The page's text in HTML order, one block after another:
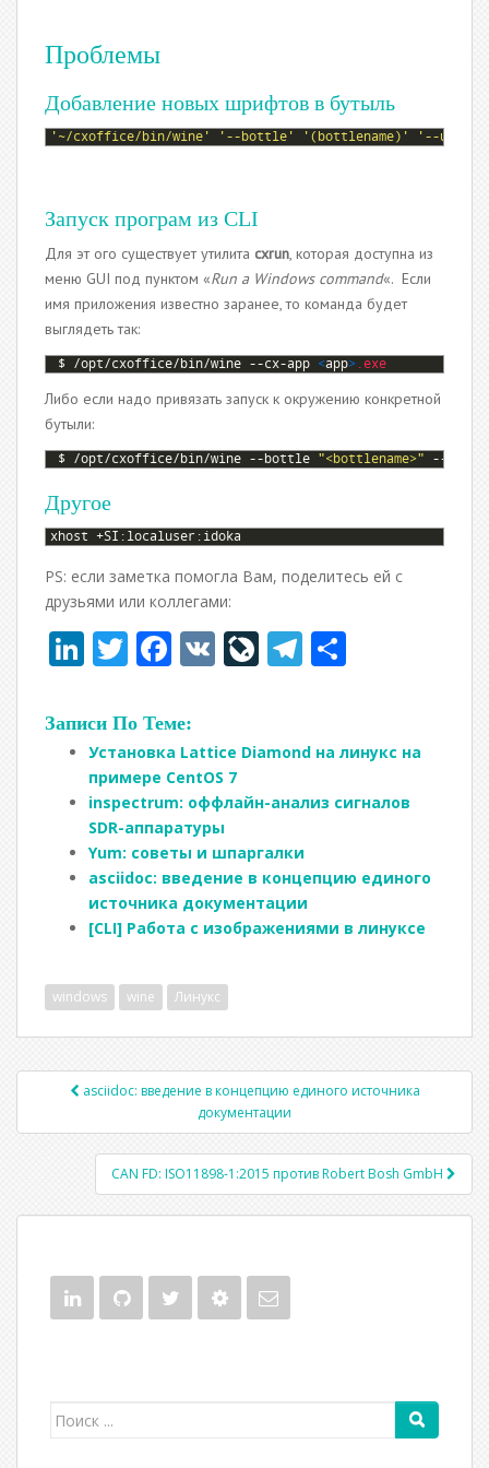
Проблемы
Добавление новых шрифтов в бутыль
'~/cxoffice/bin/wine' '--bottle' '(bottlename)' '--
Запуск програм из CLI
Для эт ого существует утилита cxrun, которая доступна из
меню GUI под пунктом «Run a Windows command«. Если
имя приложения известно заранее, то команда будет
выглядеть так:
$ /opt/cxoffice/bin/wine --cx-app <app>.exe
Либо если надо привязать запуск к окружению конкретной
бутыли:
$ /opt/cxoffice/bin/wine --bottle "<bottlename>" --
Другое
xhost +SI : localuser : idoka
PS: если заметка помогла Вам, поделитесь ей с
друзьями или коллегами:
Li
k
e
dI
n
T
itt
er
F
e
b
o
o
k
V Li
o
u
r
n
al
T
gr
a
m
р
а
в
т
ь
Записи По Теме:
Установка Lattice Diamond на линукс на
примере CentOS 7
inspectrum: оффлайн-анализ сигналов
SDR-аппаратуры
Yum: советы и шпаргалки
asciidoc: введение в концепцию единого
источника документации
[CLI] Работа с изображениями в линуксе
windows wine Линукс
Post navigation
asciidoc: введение в концепцию единого источника
документации
CAN FD: ISO11898-1:2015 против Robert Bosh GmbH
Поиск для: